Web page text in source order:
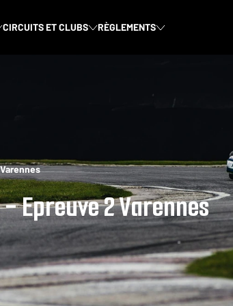
CIRCUITS ET CLUBS RÈGLEMENTS
Epreuve 2 Varennes